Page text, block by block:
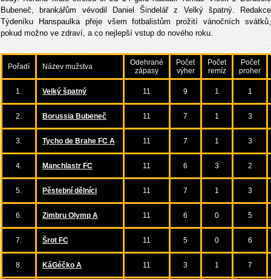
Bubeneč, brankářům vévodil Daniel Šindelář z Velký špatný. Redakce
Týdeníku Hanspaulka přeje všem fotbalistům prožití vánočních svátků,
pokud možno ve zdraví, a co nejlepší vstup do nového roku.
Pořadí Název mužstva
Odehrané
zápasy
Počet
výher
Počet
remíz
Počet
proher
1. Velký špatný 11 9 1 1
2. Borussia Bubeneč 11 7 1 3
3. Tycho de Brahe FC A 11 7 1 3
4. Manchlastr FC 11 6 3 2
5. Pěstební dělníci 11 7 1 3
6. Zimbru Olymp A 11 6 0 5
7. Šrot FC 11 5 0 6
8. KáGéčko A 11 3 1 7